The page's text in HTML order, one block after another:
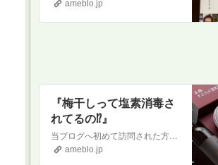
ameblo.jp
『梅干しって塩素消毒さ
れてるの⁉️』
ameblo.jp